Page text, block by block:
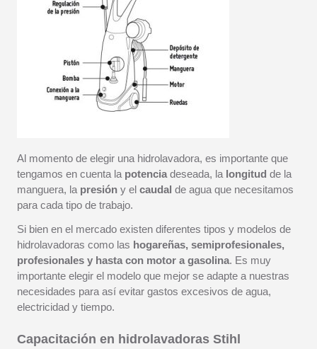
Al momento de elegir una hidrolavadora, es importante que
tengamos en cuenta la potencia deseada, la longitud de la
manguera, la presión y el caudal de agua que necesitamos
para cada tipo de trabajo.
Si bien en el mercado existen diferentes tipos y modelos de
hidrolavadoras como las hogareñas, semiprofesionales,
profesionales y hasta con motor a gasolina. Es muy
importante elegir el modelo que mejor se adapte a nuestras
necesidades para así evitar gastos excesivos de agua,
electricidad y tiempo.
Capacitación en hidrolavadoras Stihl